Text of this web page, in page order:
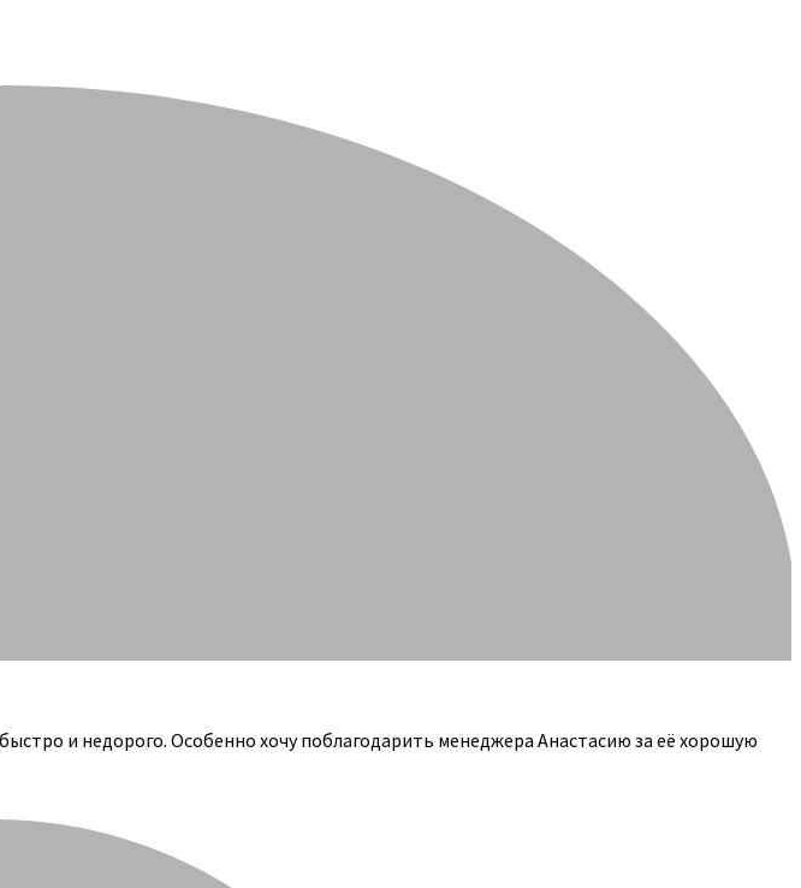
и недорого. Особенно хочу поблагодарить менеджера Анастасию за её хорошую